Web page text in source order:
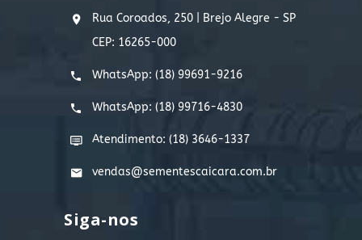
Rua Coroados, 250 | Brejo Alegre - SP
CEP: 16265-000
WhatsApp: (18) 99691-9216
WhatsApp: (18) 99716-4830
Atendimento: (18) 3646-1337
vendas@sementescaicara.com.br
Siga-nos